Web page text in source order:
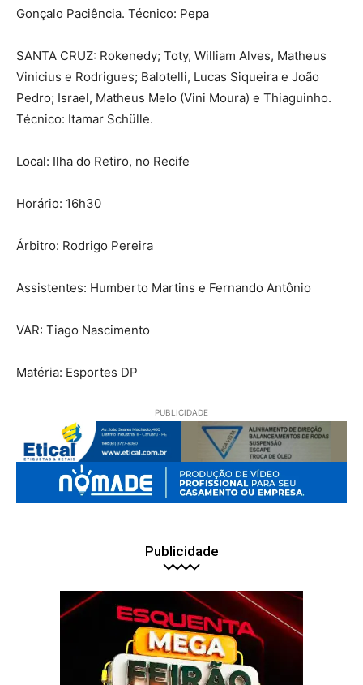
Gonçalo Paciência. Técnico: Pepa
SANTA CRUZ: Rokenedy; Toty, William Alves, Matheus
Vinicius e Rodrigues; Balotelli, Lucas Siqueira e João
Pedro; Israel, Matheus Melo (Vini Moura) e Thiaguinho.
Técnico: Itamar Schülle.
Local: Ilha do Retiro, no Recife
Horário: 16h30
Árbitro: Rodrigo Pereira
Assistentes: Humberto Martins e Fernando Antônio
VAR: Tiago Nascimento
Matéria: Esportes DP
PUBLICIDADE
Publicidade